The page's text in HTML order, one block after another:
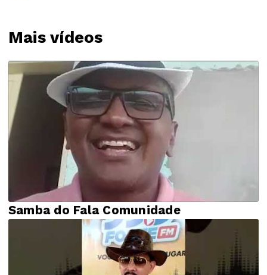
Mais vídeos
Samba do Fala Comunidade